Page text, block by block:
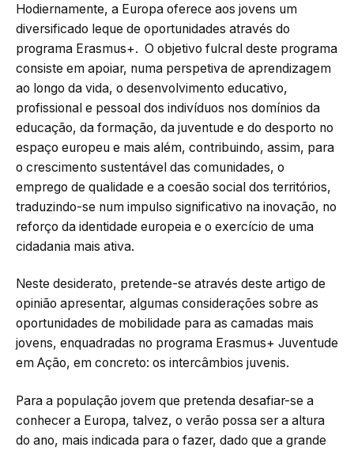
Hodiernamente, a Europa oferece aos jovens um
diversificado leque de oportunidades através do
programa Erasmus+. O objetivo fulcral deste programa
consiste em apoiar, numa perspetiva de aprendizagem
ao longo da vida, o desenvolvimento educativo,
profissional e pessoal dos indivíduos nos domínios da
educação, da formação, da juventude e do desporto no
espaço europeu e mais além, contribuindo, assim, para
o crescimento sustentável das comunidades, o
emprego de qualidade e a coesão social dos territórios,
traduzindo-se num impulso significativo na inovação, no
reforço da identidade europeia e o exercício de uma
cidadania mais ativa.
Neste desiderato, pretende-se através deste artigo de
opinião apresentar, algumas considerações sobre as
oportunidades de mobilidade para as camadas mais
jovens, enquadradas no programa Erasmus+ Juventude
em Ação, em concreto: os intercâmbios juvenis.
Para a população jovem que pretenda desafiar-se a
conhecer a Europa, talvez, o verão possa ser a altura
do ano, mais indicada para o fazer, dado que a grande